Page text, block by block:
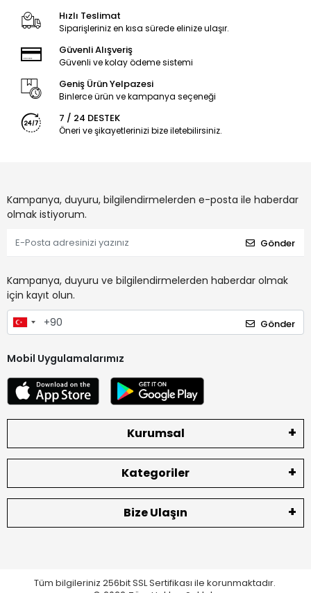
Hızlı Teslimat
Siparişleriniz en kısa sürede elinize ulaşır.
Güvenli Alışveriş
Güvenli ve kolay ödeme sistemi
Geniş Ürün Yelpazesi
Binlerce ürün ve kampanya seçeneği
7 / 24 DESTEK
Öneri ve şikayetlerinizi bize iletebilirsiniz.
Kampanya, duyuru, bilgilendirmelerden e-posta ile haberdar
olmak istiyorum.
Gönder
Kampanya, duyuru ve bilgilendirmelerden haberdar olmak
için kayıt olun.
Gönder
Mobil Uygulamalarımız
Kurumsal
Kategoriler
Bize Ulaşın
Tüm bilgileriniz 256bit SSL Sertifikası ile korunmaktadır.